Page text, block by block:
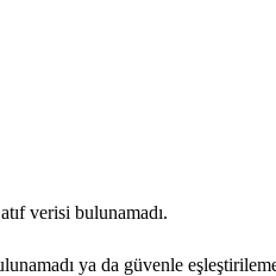
verisi bulunamadı.
ya da güvenle